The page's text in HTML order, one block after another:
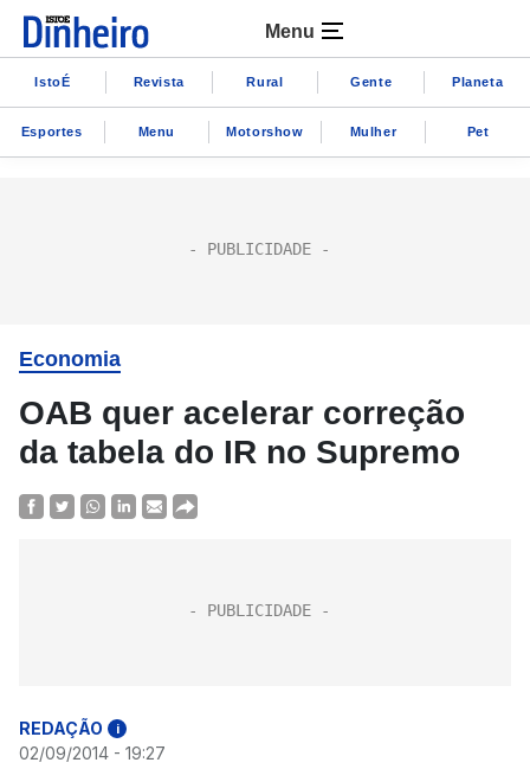
Menu
IstoÉ Revista Rural Gente Planeta
Esportes Menu Motorshow Mulher Pet
Economia
OAB quer acelerar correção
da tabela do IR no Supremo
REDAÇÃO i
02/09/2014 - 19:27